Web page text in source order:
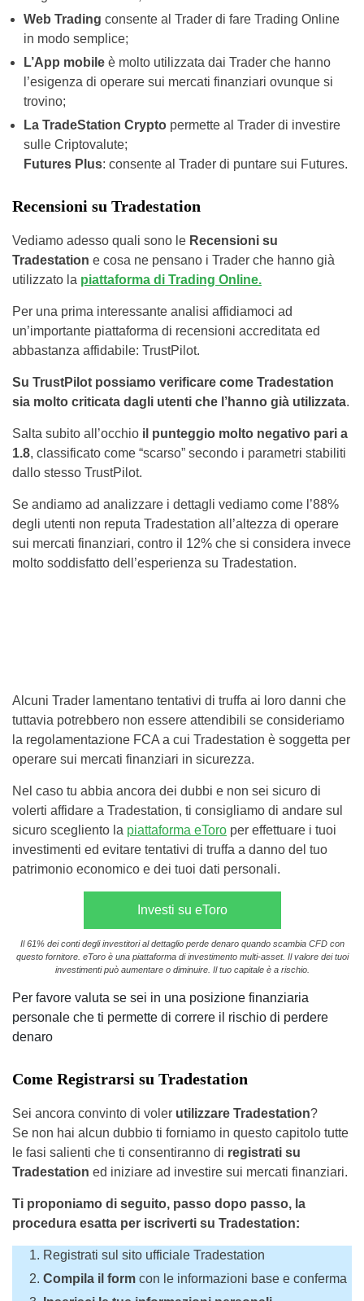
Web Trading consente al Trader di fare Trading Online
in modo semplice;
L’App mobile è molto utilizzata dai Trader che hanno
l’esigenza di operare sui mercati finanziari ovunque si
trovino;
La TradeStation Crypto permette al Trader di investire
sulle Criptovalute;
Futures Plus: consente al Trader di puntare sui Futures.
Recensioni su Tradestation
Vediamo adesso quali sono le Recensioni su
Tradestation e cosa ne pensano i Trader che hanno già
utilizzato la piattaforma di Trading Online.
Per una prima interessante analisi affidiamoci ad
un’importante piattaforma di recensioni accreditata ed
abbastanza affidabile: TrustPilot.
Su TrustPilot possiamo verificare come Tradestation
sia molto criticata dagli utenti che l’hanno già utilizzata.
Salta subito all’occhio il punteggio molto negativo pari a
1.8, classificato come “scarso” secondo i parametri stabiliti
dallo stesso TrustPilot.
Se andiamo ad analizzare i dettagli vediamo come l’88%
degli utenti non reputa Tradestation all’altezza di operare
sui mercati finanziari, contro il 12% che si considera invece
molto soddisfatto dell’esperienza su Tradestation.
Alcuni Trader lamentano tentativi di truffa ai loro danni che
tuttavia potrebbero non essere attendibili se consideriamo
la regolamentazione FCA a cui Tradestation è soggetta per
operare sui mercati finanziari in sicurezza.
Nel caso tu abbia ancora dei dubbi e non sei sicuro di
volerti affidare a Tradestation, ti consigliamo di andare sul
sicuro scegliento la piattaforma eToro per effettuare i tuoi
investimenti ed evitare tentativi di truffa a danno del tuo
patrimonio economico e dei tuoi dati personali.
Investi su eToro
Il 61% dei conti degli investitori al dettaglio perde denaro quando scambia CFD con
questo fornitore. eToro è una piattaforma di investimento multi-asset. Il valore dei tuoi
investimenti può aumentare o diminuire. Il tuo capitale è a rischio.
Per favore valuta se sei in una posizione finanziaria
personale che ti permette di correre il rischio di perdere
denaro
Come Registrarsi su Tradestation
Sei ancora convinto di voler utilizzare Tradestation?
Se non hai alcun dubbio ti forniamo in questo capitolo tutte
le fasi salienti che ti consentiranno di registrati su
Tradestation ed iniziare ad investire sui mercati finanziari.
Ti proponiamo di seguito, passo dopo passo, la
procedura esatta per iscriverti su Tradestation:
Registrati sul sito ufficiale Tradestation
Compila il form con le informazioni base e conferma